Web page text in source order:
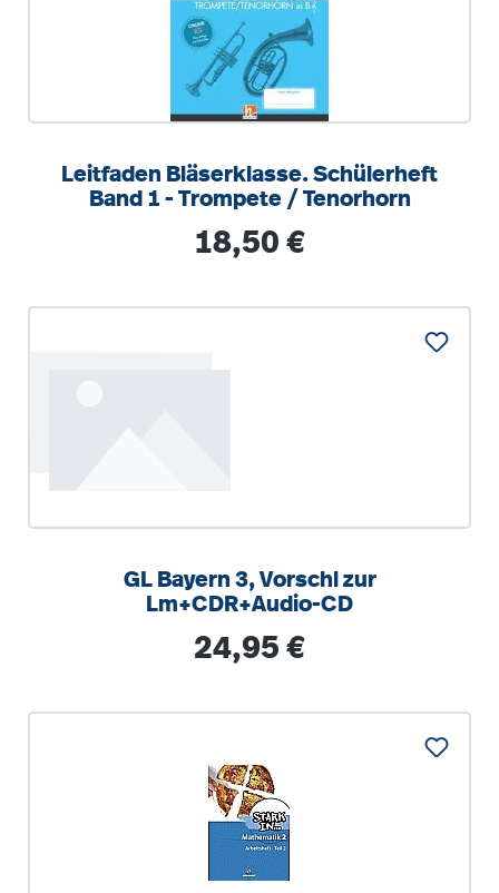
Leitfaden Bläserklasse. Schülerheft
Band 1 - Trompete / Tenorhorn
Regulärer Preis:
18,50 €
GL Bayern 3, Vorschl zur
Lm+CDR+Audio-CD
Regulärer Preis:
24,95 €